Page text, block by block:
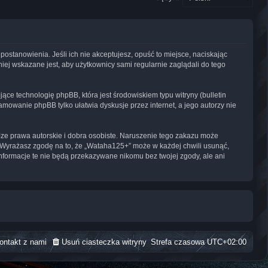
postanowienia. Jeśli ich nie akceptujesz, opuść to miejsce, naciskając
wskazane jest, aby użytkownicy sami regularnie zaglądali do tego
technologię phpBB, która jest środowiskiem typu witryny (bulletin
phpBB tylko ułatwia dyskusje przez internet, a jego autorzy nie
prawa autorskie i dobra osobiste. Naruszenie tego zakazu może
zgodę na to, że „Wataha125+” może w każdej chwili usunąć,
te nie będą przekazywane nikomu bez twojej zgody, ale ani
Strefa czasowaUTC+02:00
Usuń ciasteczka witryny
z nami